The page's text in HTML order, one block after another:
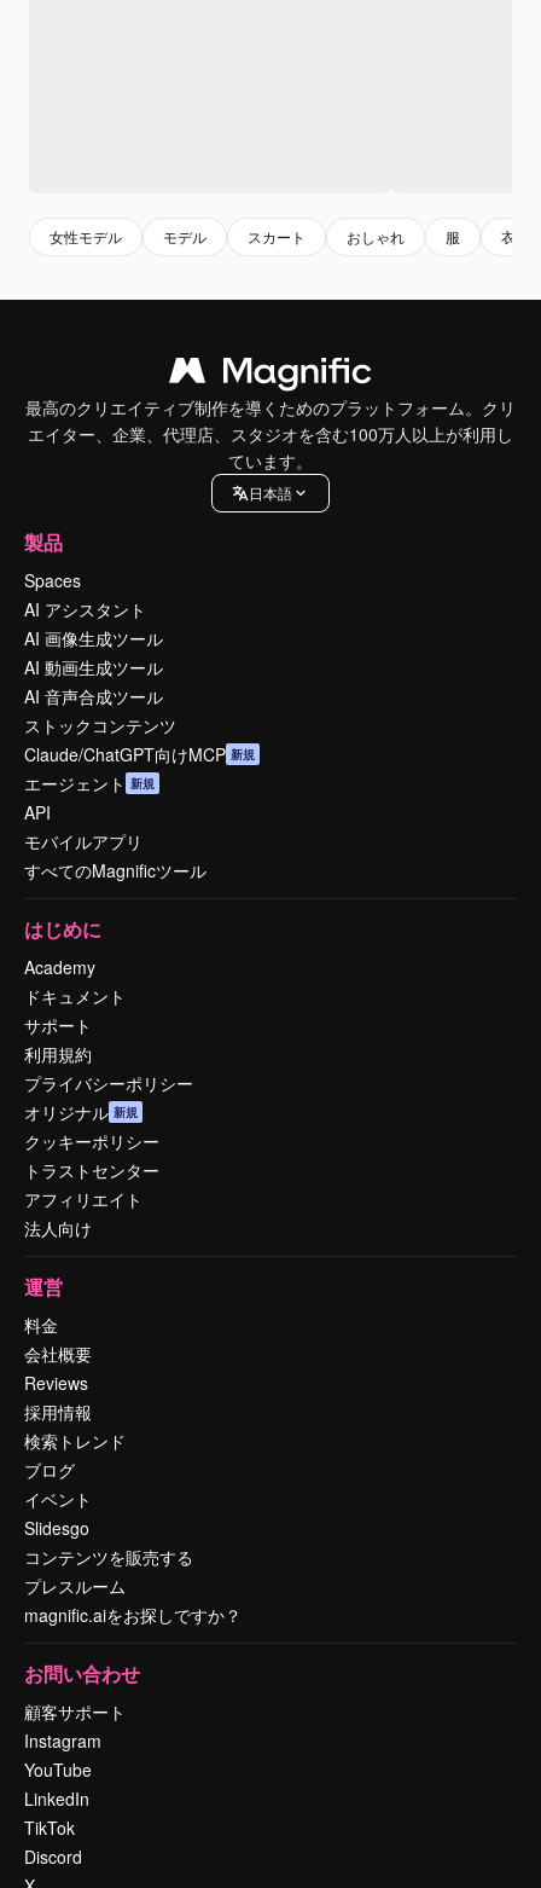
女性モデル モデル スカート おしゃれ 服 衣装
最高のクリエイティブ制作を導くためのプラットフォーム。クリ
エイター、企業、代理店、スタジオを含む100万人以上が利用し
ています。
日本語
製品
Spaces
AI アシスタント
AI 画像生成ツール
AI 動画生成ツール
AI 音声合成ツール
ストックコンテンツ
Claude/ChatGPT向けMCP 新規
エージェント 新規
API
モバイルアプリ
すべてのMagnificツール
はじめに
Academy
ドキュメント
サポート
利用規約
プライバシーポリシー
オリジナル 新規
クッキーポリシー
トラストセンター
アフィリエイト
法人向け
運営
料金
会社概要
Reviews
採用情報
検索トレンド
ブログ
イベント
Slidesgo
コンテンツを販売する
プレスルーム
magnific.aiをお探しですか？
お問い合わせ
顧客サポート
Instagram
YouTube
LinkedIn
TikTok
Discord